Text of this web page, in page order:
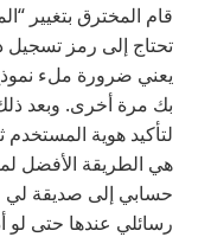
قام المخترق بتغيير
تحتاج إلى رمز
يعني ضرورة ملء
بك مرة أخرى. وبعد
لتأكيد هوية المستخدم
هي الطريقة الأفضل
حسابي إلى صديقة لي
رسائلي عندها حتى